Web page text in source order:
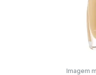
Imagem